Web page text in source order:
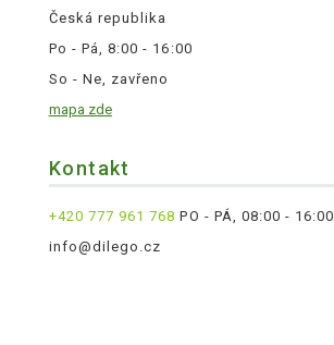
Česká republika
Po - Pá, 8:00 - 16:00
So - Ne, zavřeno
mapa zde
Kontakt
+420 777 961 768 PO - PÁ, 08:00 - 16:00
info@dilego.cz